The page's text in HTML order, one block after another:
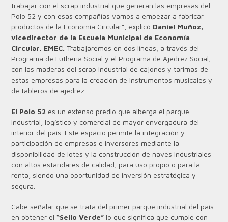
trabajar con el scrap industrial que generan las empresas del
Polo 52 y con esas compañías vamos a empezar a fabricar
productos de la Economía Circular”, explicó Daniel Muñoz,
vicedirector de la Escuela Municipal de Economía
Circular, EMEC.Trabajaremos en dos líneas, a través del
Programa de Luthería Social y el Programa de Ajedrez Social,
con las maderas del scrap industrial de cajones y tarimas de
estas empresas para la creación de instrumentos musicales y
de tableros de ajedrez.
El Polo 52 es un extenso predio que alberga el parque
industrial, logístico y comercial de mayor envergadura del
interior del país. Este espacio permite la integración y
participación de empresas e inversores mediante la
disponibilidad de lotes y la construcción de naves industriales
con altos estándares de calidad, para uso propio o para la
renta, siendo una oportunidad de inversión estratégica y
segura.
Cabe señalar que se trata del primer parque industrial del país
en obtener el “Sello Verde” lo que significa que cumple con